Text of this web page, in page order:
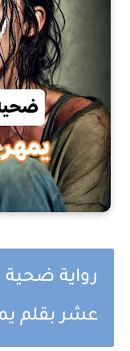
رواية
عشر بقلم